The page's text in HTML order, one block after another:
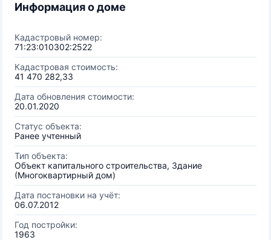
Информация о доме
Кадастровый номер:
71:23:010302:2522
Кадастровая стоимость:
41 470 282,33
Дата обновления стоимости:
20.01.2020
Статус объекта:
Ранее учтенный
Тип объекта:
Объект капитального строительства, Здание
(Многоквартирный дом)
Дата постановки на учёт:
06.07.2012
Год постройки:
1963